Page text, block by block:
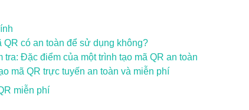
QR có an toàn để sử dụng không?
tra: Đặc điểm của một trình tạo mã QR an toàn
mã QR trực tuyến an toàn và miễn phí
miễn phí